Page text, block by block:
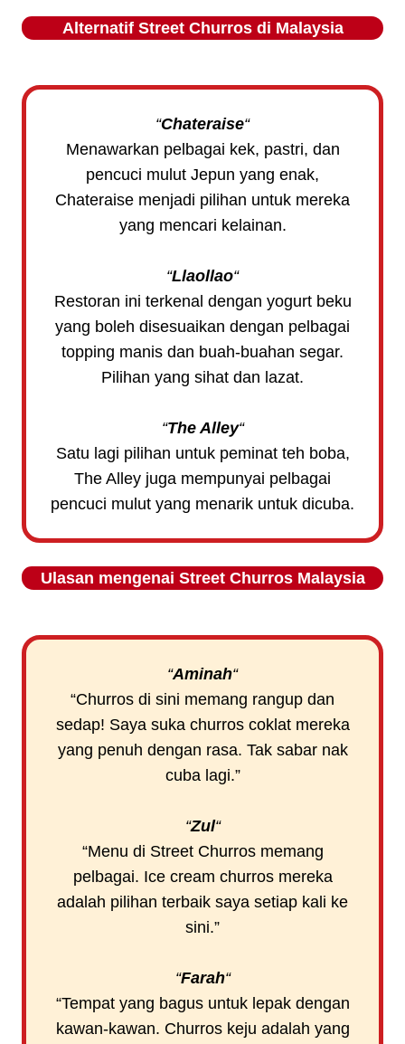
Alternatif Street Churros di Malaysia
“Chateraise“
Menawarkan pelbagai kek, pastri, dan
pencuci mulut Jepun yang enak,
Chateraise menjadi pilihan untuk mereka
yang mencari kelainan.
“Llaollao“
Restoran ini terkenal dengan yogurt beku
yang boleh disesuaikan dengan pelbagai
topping manis dan buah-buahan segar.
Pilihan yang sihat dan lazat.
“The Alley“
Satu lagi pilihan untuk peminat teh boba,
The Alley juga mempunyai pelbagai
pencuci mulut yang menarik untuk dicuba.
Ulasan mengenai Street Churros Malaysia
“Aminah“
“Churros di sini memang rangup dan
sedap! Saya suka churros coklat mereka
yang penuh dengan rasa. Tak sabar nak
cuba lagi.”
“Zul“
“Menu di Street Churros memang
pelbagai. Ice cream churros mereka
adalah pilihan terbaik saya setiap kali ke
sini.”
“Farah“
“Tempat yang bagus untuk lepak dengan
kawan-kawan. Churros keju adalah yang